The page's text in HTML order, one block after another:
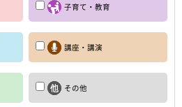
子育て・教育
講座・講演
その他